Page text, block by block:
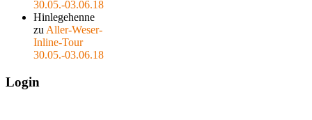
30.05.-03.06.18
Hinlegehenne
zu Aller-Weser-
Inline-Tour
30.05.-03.06.18
Login